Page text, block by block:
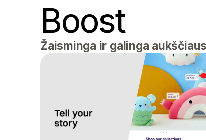
Boost
Žaisminga ir galinga